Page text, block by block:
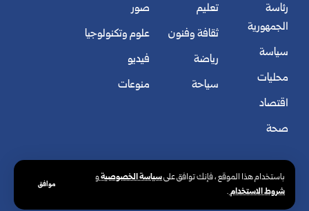
باستخدام هذا الموقع ، فإنك توافق علىسياسة الخصوصيةو
شروط الاستخدام.
موافق
رئاسة
الجمهورية
سياسة
محليات
اقتصاد
صحة
تعليم
ثقافة وفنون
رياضة
سياحة
صور
علوم وتكنولوجيا
فيديو
منوعات
© الوكالة العربية السورية للأنباء. كافة الحقوق محفوظة.